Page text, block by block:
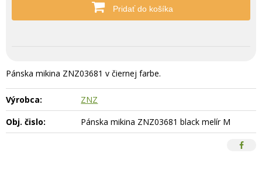
Pridať do košíka
Pánska mikina ZNZ03681 v čiernej farbe.
Výrobca:
ZNZ
Obj. čislo:
Pánska mikina ZNZ03681 black melír M